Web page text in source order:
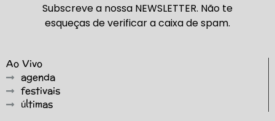
Subscreve a nossa NEWSLETTER. Não te
esqueças de verificar a caixa de spam.
Ao Vivo
agenda
festivais
últimas